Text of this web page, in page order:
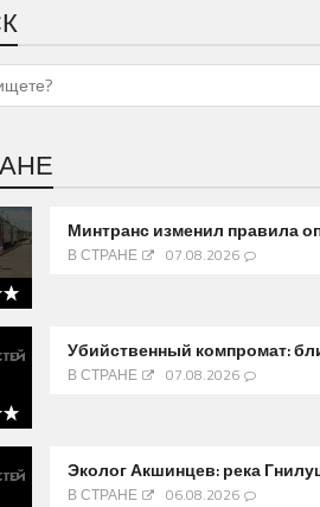
5
Минтранс изменил правила
В СТРАНЕ 07.08.2026
5
Убийственный компромат:
В СТРАНЕ 07.08.2026
Эколог Акшинцев: река
В СТРАНЕ 06.08.2026